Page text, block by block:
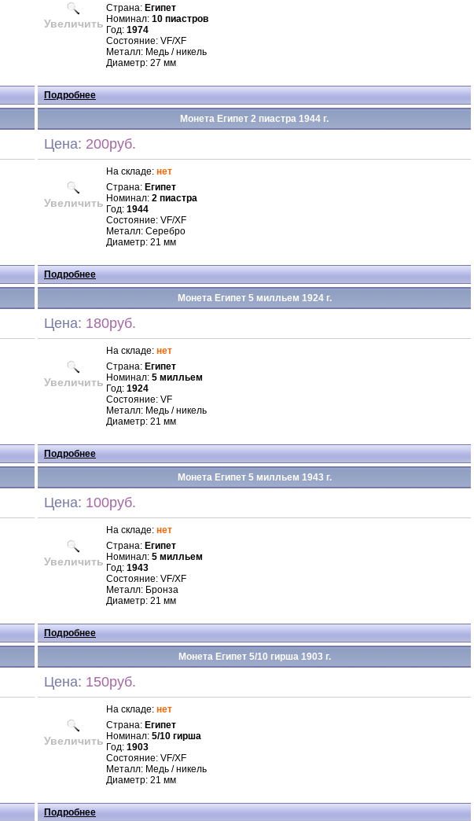
Увеличить
Страна: Египет
Номинал: 10 пиастров
Год: 1974
Состояние: VF/XF
Металл: Медь / никель
Диаметр: 27 мм
Подробнее
Монета Египет 2 пиастра 1944 г.
Цена: 200руб.
Увеличить
На складе: нет
Страна: Египет
Номинал: 2 пиастра
Год: 1944
Состояние: VF/XF
Металл: Серебро
Диаметр: 21 мм
Подробнее
Монета Египет 5 милльем 1924 г.
Цена: 180руб.
Увеличить
На складе: нет
Страна: Египет
Номинал: 5 милльем
Год: 1924
Состояние: VF
Металл: Медь / никель
Диаметр: 21 мм
Подробнее
Монета Египет 5 милльем 1943 г.
Цена: 100руб.
Увеличить
На складе: нет
Страна: Египет
Номинал: 5 милльем
Год: 1943
Состояние: VF/XF
Металл: Бронза
Диаметр: 21 мм
Подробнее
Монета Египет 5/10 гирша 1903 г.
Цена: 150руб.
Увеличить
На складе: нет
Страна: Египет
Номинал: 5/10 гирша
Год: 1903
Состояние: VF/XF
Металл: Медь / никель
Диаметр: 21 мм
Подробнее